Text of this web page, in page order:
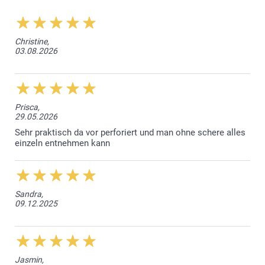
und Hochformat 6,6cm x 8,8cm
Christine,
03.08.2026
Prisca,
29.05.2026
Sehr praktisch da vor perforiert und man ohne schere alles
einzeln entnehmen kann
Sandra,
09.12.2025
Jasmin,